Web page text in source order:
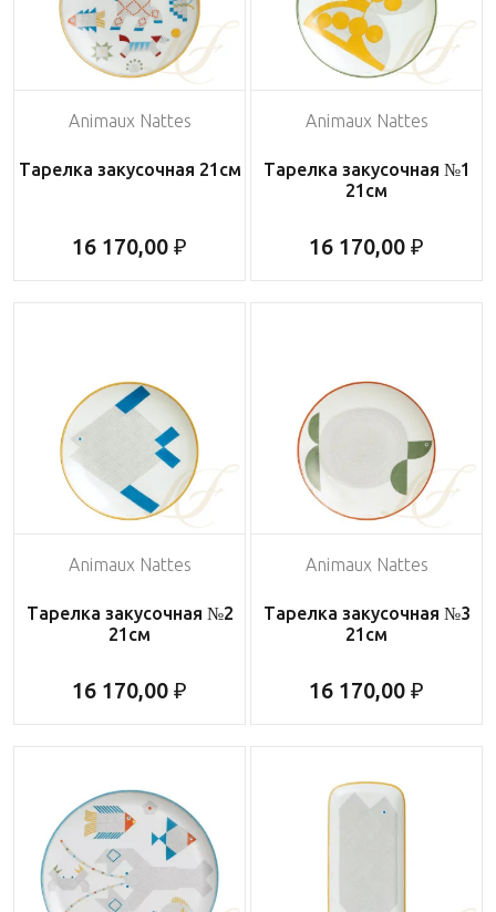
Animaux Nattes
Тарелка закусочная 21см
16 170,00 ₽
Animaux Nattes
Тарелка закусочная №1
21см
16 170,00 ₽
Animaux Nattes
Тарелка закусочная №2
21см
16 170,00 ₽
Animaux Nattes
Тарелка закусочная №3
21см
16 170,00 ₽